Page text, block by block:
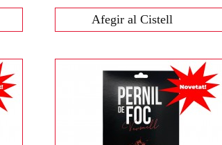
Afegir al Cistell